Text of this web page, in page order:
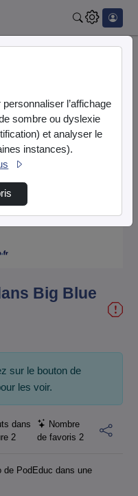
Big Blue
sur le bouton de
les voir.
dans
2
Nombre
de favoris 2
de PodEduc dans une
l’affichage
sombre ou dyslexie
et analyser le
instances).